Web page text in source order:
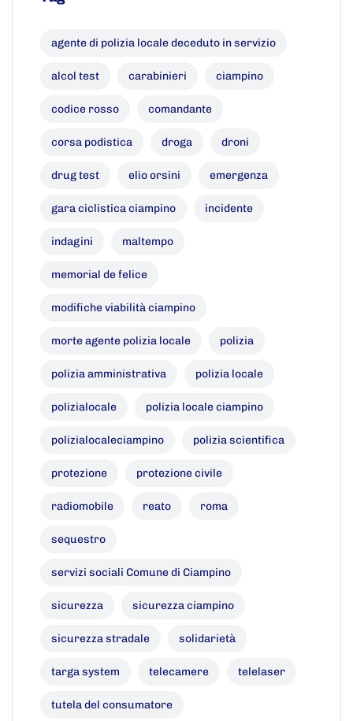
agente di polizia locale deceduto in servizio
alcol test carabinieri ciampino
codice rosso comandante
corsa podistica droga droni
drug test elio orsini emergenza
gara ciclistica ciampino incidente
indagini maltempo
memorial de felice
modifiche viabilità ciampino
morte agente polizia locale polizia
polizia amministrativa polizia locale
polizialocale polizia locale ciampino
polizialocaleciampino polizia scientifica
protezione protezione civile
radiomobile reato roma
sequestro
servizi sociali Comune di Ciampino
sicurezza sicurezza ciampino
sicurezza stradale solidarietà
targa system telecamere telelaser
tutela del consumatore